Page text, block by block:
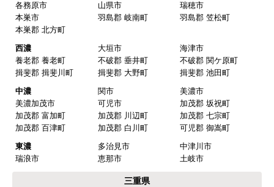
各務原市
山県市
瑞穂市
本巣市
羽島郡 岐南町
羽島郡 笠松町
本巣郡 北方町
西濃
大垣市
海津市
養老郡 養老町
不破郡 垂井町
不破郡 関ケ原町
揖斐郡 揖斐川町
揖斐郡 大野町
揖斐郡 池田町
中濃
関市
美濃市
美濃加茂市
可児市
加茂郡 坂祝町
加茂郡 富加町
加茂郡 川辺町
加茂郡 七宗町
加茂郡 百津町
加茂郡 白川町
可児郡 御嵩町
東濃
多治見市
中津川市
瑞浪市
恵那市 土岐市
三重県